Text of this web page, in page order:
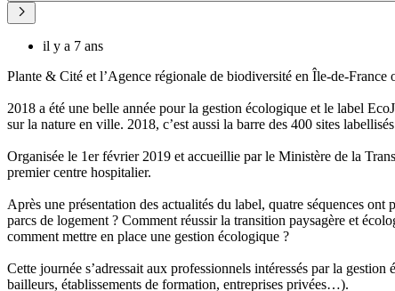
il y a 7 ans
Plante & Cité et l’Agence régionale de biodiversité en Île-de-
2018 a été une belle année pour la gestion écologique et le label
sur la nature en ville. 2018, c’est aussi la barre des 400 sites
Organisée le 1er février 2019 et accueillie par le Ministère de la
premier centre hospitalier.
Après une présentation des actualités du label, quatre séquences
parcs de logement ? Comment réussir la transition paysagère et
comment mettre en place une gestion écologique ?
Cette journée s’adressait aux professionnels intéressés par la
bailleurs, établissements de formation, entreprises privées…).